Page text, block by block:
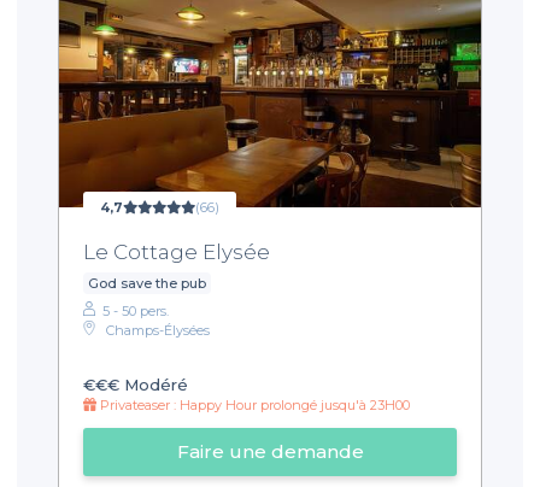
4,7 (66)
Le Cottage Elysée
God save the pub
5 - 50 pers.
Champs-Élysées
€€€ Modéré
Privateaser : Happy Hour prolongé jusqu'à 23H00
Faire une demande